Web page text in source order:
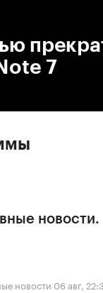
7
новости 06 авг,